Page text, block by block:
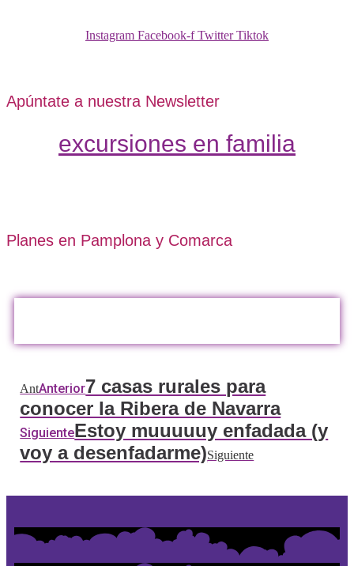
Instagram Facebook-f Twitter Tiktok
Apúntate a nuestra Newsletter
excursiones en familia
Planes en Pamplona y Comarca
AntAnterior7 casas rurales para
conocer la Ribera de Navarra
SiguienteEstoy muuuuuy enfadada (y
voy a desenfadarme)Siguiente